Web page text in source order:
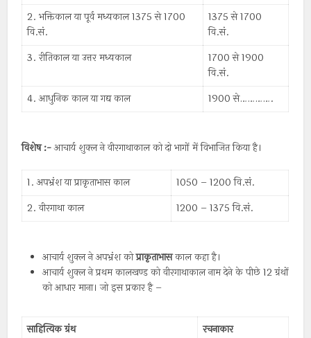
2. भक्तिकाल या पूर्व मध्यकाल 1375 से 1700
वि.सं.
1375 से 1700
वि.सं.
3. रीतिकाल या उत्तर मध्यकाल
1700 से 1900
वि.सं.
4. आधुनिक काल या गद्य काल
1900 से………….
विशेष :-आचार्य शुक्ल ने वीरगाथाकाल को दो भागों में विभाजित किया है।
1. अपभ्रंश या प्राकृताभास काल
1050 – 1200 वि.सं.
2. वीरगाथा काल
1200 – 1375 वि.सं.
आचार्य शुक्ल ने अपभ्रंश कोप्राकृताभासकाल कहा है।
आचार्य शुक्ल ने प्रथम कालखण्ड को वीरगाथाकाल नाम देने के पीछे 12 ग्रंथों
को आधार माना। जो इस प्रकार है –
साहित्यिक ग्रंथ
रचनाकार